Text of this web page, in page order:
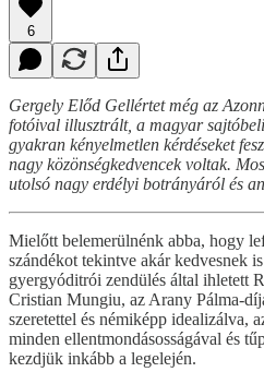
6
Gergely Előd Gellértet még az
fotóival illusztrált, a magyar
gyakran kényelmetlen kérdéseket
nagy közönségkedvencek voltak.
utolsó nagy erdélyi botrányáról és
Mielőtt belemerülnénk abba, hogy
szándékot tekintve akár kedvesnek
gyergyóditrói zendülés által ihletett
Cristian Mungiu, az Arany Pálma-
szeretettel és némiképp idealizálva,
minden ellentmondásosságával és
kezdjük inkább a legelején.